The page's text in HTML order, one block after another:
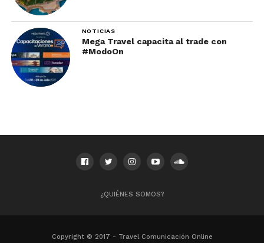
NOTICIAS
Mega Travel capacita al trade con
#ModoOn
¿QUIÉNES SOMOS?
Copyright © 2017 - Travel Comunicación Online